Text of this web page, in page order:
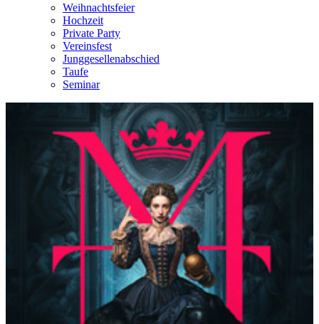
Weihnachtsfeier
Hochzeit
Private Party
Vereinsfest
Junggesellenabschied
Taufe
Seminar